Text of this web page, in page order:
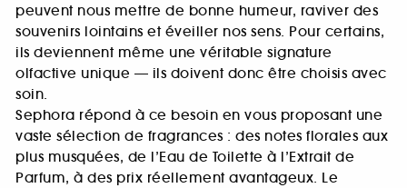
peuvent nous mettre de bonne humeur, raviver des
souvenirs lointains et éveiller nos sens. Pour certains,
ils deviennent même une véritable signature
olfactive unique — ils doivent donc être choisis avec
soin.
Sephora répond à ce besoin en vous proposant une
vaste sélection de fragrances : des notes florales aux
plus musquées, de l’Eau de Toilette à l’Extrait de
Parfum, à des prix réellement avantageux. Le